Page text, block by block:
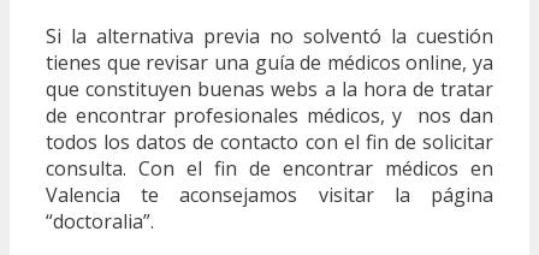
Si la alternativa previa no solventó la cuestión
tienes que revisar una guía de médicos online, ya
que constituyen buenas webs a la hora de tratar
de encontrar profesionales médicos, y nos dan
todos los datos de contacto con el fin de solicitar
consulta. Con el fin de encontrar médicos en
Valencia te aconsejamos visitar la página
“doctoralia”.